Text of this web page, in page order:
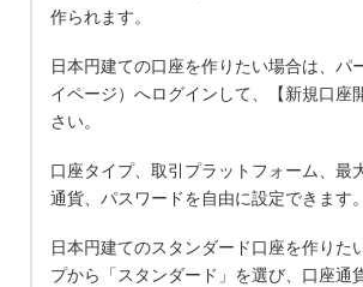
作られます。
日本円建ての口座を作りたい場合は、パ
イページ）へログインして、【新規口座
さい。
口座タイプ、取引プラットフォーム、最
通貨、パスワードを自由に設定できます。
日本円建てのスタンダード口座を作りた
プから「スタンダード」を選び、口座通